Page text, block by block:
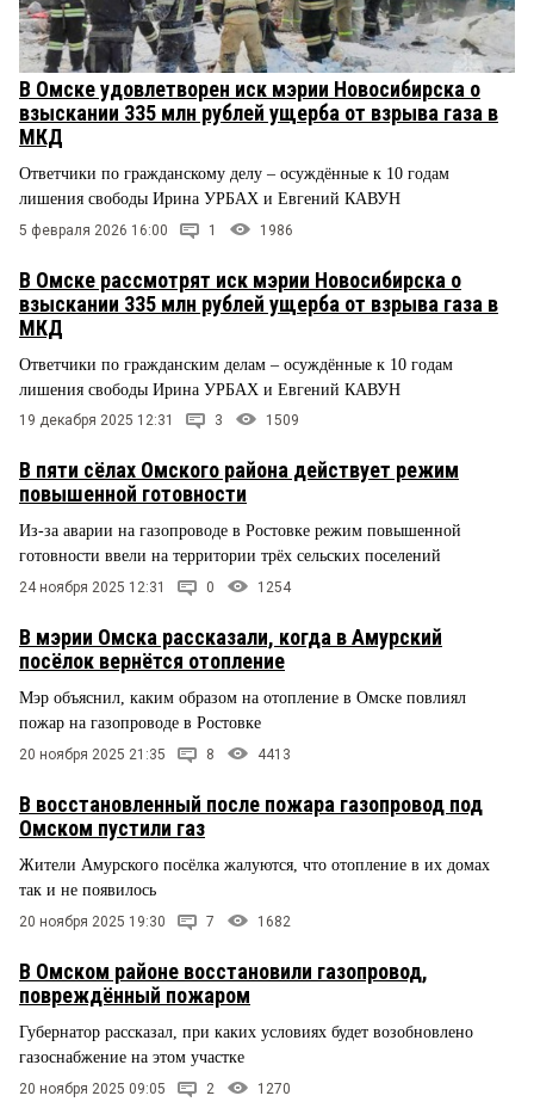
В Омске удовлетворен иск мэрии Новосибирска о
взыскании 335 млн рублей ущерба от взрыва газа в
МКД
Ответчики по гражданскому делу – осуждённые к 10 годам
лишения свободы Ирина УРБАХ и Евгений КАВУН
5 февраля 2026 16:00 1 1986
В Омске рассмотрят иск мэрии Новосибирска о
взыскании 335 млн рублей ущерба от взрыва газа в
МКД
Ответчики по гражданским делам – осуждённые к 10 годам
лишения свободы Ирина УРБАХ и Евгений КАВУН
19 декабря 2025 12:31 3 1509
В пяти сёлах Омского района действует режим
повышенной готовности
Из-за аварии на газопроводе в Ростовке режим повышенной
готовности ввели на территории трёх сельских поселений
24 ноября 2025 12:31 0 1254
В мэрии Омска рассказали, когда в Амурский
посёлок вернётся отопление
Мэр объяснил, каким образом на отопление в Омске повлиял
пожар на газопроводе в Ростовке
20 ноября 2025 21:35 8 4413
В восстановленный после пожара газопровод под
Омском пустили газ
Жители Амурского посёлка жалуются, что отопление в их домах
так и не появилось
20 ноября 2025 19:30 7 1682
В Омском районе восстановили газопровод,
повреждённый пожаром
Губернатор рассказал, при каких условиях будет возобновлено
газоснабжение на этом участке
20 ноября 2025 09:05 2 1270